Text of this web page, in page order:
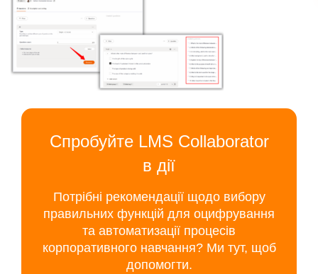
Спробуйте LMS Collaborator
в дії
Потрібні рекомендації щодо вибору
правильних функцій для оцифрування
та автоматизації процесів
корпоративного навчання? Ми тут, щоб
допомогти.